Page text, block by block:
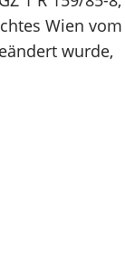
Wien vom
wurde,